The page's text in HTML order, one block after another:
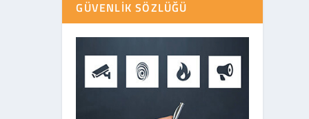
GÜVENLIK SÖZLÜĞÜ